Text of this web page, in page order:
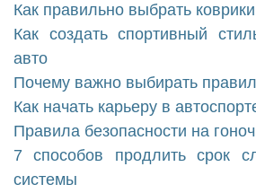
Как правильно выбрать
Как создать спортивный
авто
Почему важно выбирать
Как начать карьеру в
Правила безопасности на
7 способов продлить срок
системы